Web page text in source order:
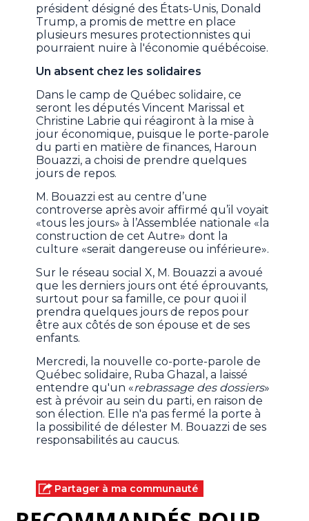
président désigné des États-Unis, Donald
Trump, a promis de mettre en place
plusieurs mesures protectionnistes qui
pourraient nuire à l'économie québécoise.
Un absent chez les solidaires
Dans le camp de Québec solidaire, ce
seront les députés Vincent Marissal et
Christine Labrie qui réagiront à la mise à
jour économique, puisque le porte-parole
du parti en matière de finances, Haroun
Bouazzi, a choisi de prendre quelques
jours de repos.
M. Bouazzi est au centre d’une
controverse après avoir affirmé qu’il voyait
«tous les jours» à l’Assemblée nationale «la
construction de cet Autre» dont la
culture «serait dangereuse ou inférieure».
Sur le réseau social X, M. Bouazzi a avoué
que les derniers jours ont été éprouvants,
surtout pour sa famille, ce pour quoi il
prendra quelques jours de repos pour
être aux côtés de son épouse et de ses
enfants.
Mercredi, la nouvelle co-porte-parole de
Québec solidaire, Ruba Ghazal, a laissé
entendre qu'un «rebrassage des dossiers»
est à prévoir au sein du parti, en raison de
son élection. Elle n'a pas fermé la porte à
la possibilité de délester M. Bouazzi de ses
responsabilités au caucus.
Partager à ma communauté